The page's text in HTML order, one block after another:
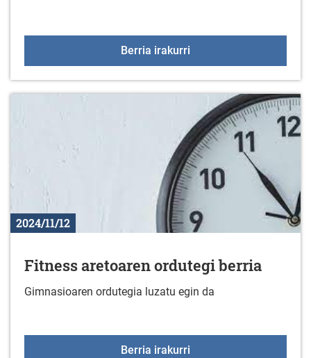
Berria irakurri
2024/11/12
Fitness aretoaren ordutegi berria
Gimnasioaren ordutegia luzatu egin da
Berria irakurri